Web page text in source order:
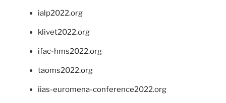
ialp2022.org
klivet2022.org
ifac-hms2022.org
taoms2022.org
iias-euromena-conference2022.org